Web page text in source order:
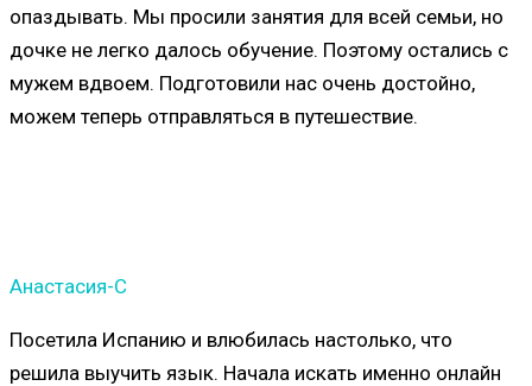
опаздывать. Мы просили занятия для всей семьи, но
дочке не легко далось обучение. Поэтому остались с
мужем вдвоем. Подготовили нас очень достойно,
можем теперь отправляться в путешествие.
Анастасия-С
Посетила Испанию и влюбилась настолько, что
решила выучить язык. Начала искать именно онлайн